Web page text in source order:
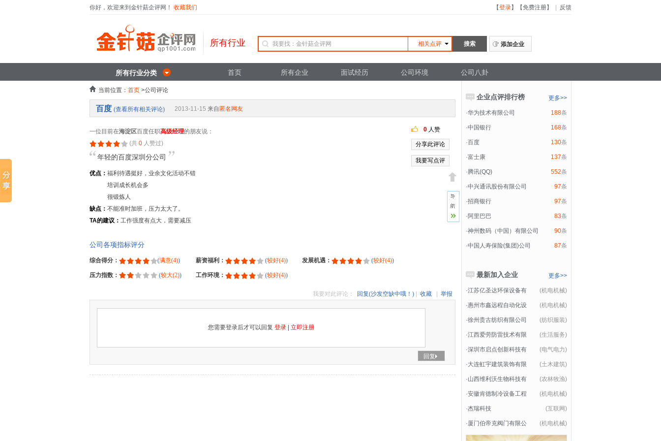
你好，欢迎来到金针菇企评网！ 收藏我们 【登录】 【免费注册】 反馈
所有行业 相关点评 添加企业
所有行业分类 首页 所有企业 面试经历 公司环境 公司八卦
当前位置： 首页 >公司评论
百度 (查看所有相关评论) 2013-11-15 来自 匿名网友
一位目前在海淀区百度任职高级经理的朋友说：
(共 0 人赞过)
年轻的百度深圳分公司
0 人赞
分享此评论
我要写点评
优点： 福利待遇挺好，业余文化活动不错
培训成长机会多
很锻炼人
缺点： 不能准时加班，压力太大了。
TA的建议： 工作强度有点大，需要减压
公司各项指标评分
综合得分： (满意(4)) 薪资福利： (较好(4)) 发展机遇： (较好(4))
压力指数： (较大(2)) 工作环境： (较好(4))
我要对此评论： 回复(沙发空缺中哦！) 收藏 举报
您需要登录后才可以回复 登录 立即注册
回复
企业点评排行榜 更多>>
188条
·华为技术有限公司
168条
·中国银行
130条
·百度
137条
·富士康
552条
·腾讯(QQ)
97条
·中兴通讯股份有限公司
97条
·招商银行
83条
·阿里巴巴
90条
·神州数码（中国）有限公司
87条
·中国人寿保险(集团)公司
最新加入企业 更多>>
(机电机械)
·江苏亿圣达环保设备有
(机电机械)
·惠州市鑫远程自动化设
(纺织服装)
·徐州贵古纺织有限公司
(生活服务)
·江西爱劳防雷技术有限
(电气电力)
·深圳市启点创新科技有
(土木建筑)
·大连虹宇建筑装饰有限
(农林牧渔)
·山西维利沃生物科技有
(机电机械)
·安徽肯德制冷设备工程
(互联网)
·杰瑞科技
(机电机械)
·厦门伯帝克阀门有限公